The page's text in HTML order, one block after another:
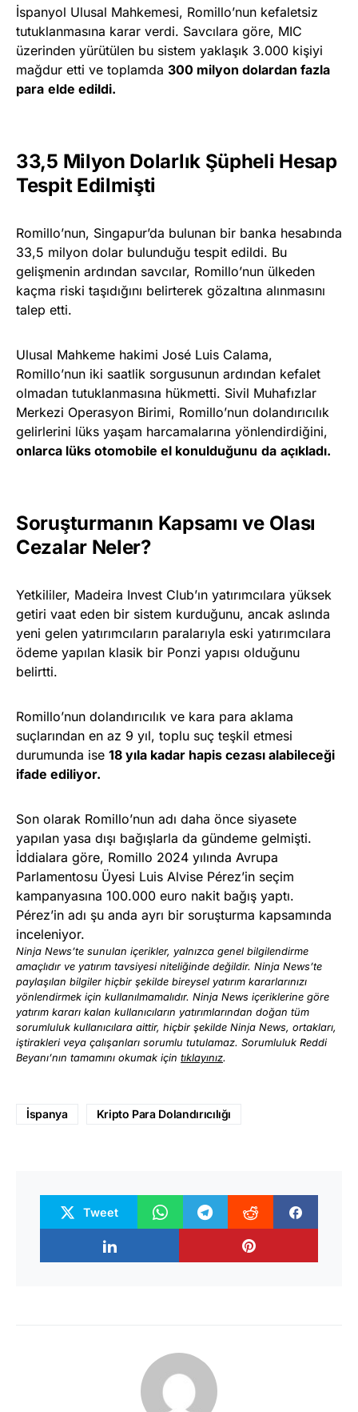
İspanyol Ulusal Mahkemesi, Romillo’nun kefaletsiz
tutuklanmasına karar verdi. Savcılara göre, MIC
üzerinden yürütülen bu sistem yaklaşık 3.000 kişiyi
mağdur etti ve toplamda 300 milyon dolardan fazla
para elde edildi.
33,5 Milyon Dolarlık Şüpheli Hesap
Tespit Edilmişti
Romillo’nun, Singapur’da bulunan bir banka hesabında
33,5 milyon dolar bulunduğu tespit edildi. Bu
gelişmenin ardından savcılar, Romillo’nun ülkeden
kaçma riski taşıdığını belirterek gözaltına alınmasını
talep etti.
Ulusal Mahkeme hakimi José Luis Calama,
Romillo’nun iki saatlik sorgusunun ardından kefalet
olmadan tutuklanmasına hükmetti. Sivil Muhafızlar
Merkezi Operasyon Birimi, Romillo’nun dolandırıcılık
gelirlerini lüks yaşam harcamalarına yönlendirdiğini,
onlarca lüks otomobile el konulduğunu da açıkladı.
Soruşturmanın Kapsamı ve Olası
Cezalar Neler?
Yetkililer, Madeira Invest Club’ın yatırımcılara yüksek
getiri vaat eden bir sistem kurduğunu, ancak aslında
yeni gelen yatırımcıların paralarıyla eski yatırımcılara
ödeme yapılan klasik bir Ponzi yapısı olduğunu
belirtti.
Romillo’nun dolandırıcılık ve kara para aklama
suçlarından en az 9 yıl, toplu suç teşkil etmesi
durumunda ise 18 yıla kadar hapis cezası alabileceği
ifade ediliyor.
Son olarak Romillo’nun adı daha önce siyasete
yapılan yasa dışı bağışlarla da gündeme gelmişti.
İddialara göre, Romillo 2024 yılında Avrupa
Parlamentosu Üyesi Luis Alvise Pérez’in seçim
kampanyasına 100.000 euro nakit bağış yaptı.
Pérez’in adı şu anda ayrı bir soruşturma kapsamında
inceleniyor.
Ninja News’te sunulan içerikler, yalnızca genel bilgilendirme
amaçlıdır ve yatırım tavsiyesi niteliğinde değildir. Ninja News’te
paylaşılan bilgiler hiçbir şekilde bireysel yatırım kararlarınızı
yönlendirmek için kullanılmamalıdır. Ninja News içeriklerine göre
yatırım kararı kalan kullanıcıların yatırımlarından doğan tüm
sorumluluk kullanıcılara aittir, hiçbir şekilde Ninja News, ortakları,
iştirakleri veya çalışanları sorumlu tutulamaz. Sorumluluk Reddi
Beyanı’nın tamamını okumak için tıklayınız.
İspanya Kripto Para Dolandırıcılığı
Tweet